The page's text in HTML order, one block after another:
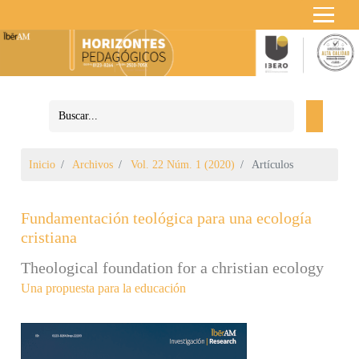
Inicio Archivos Vol. 22 Núm. 1 (2020) Artículos
Fundamentación teológica para una ecología
cristiana
Theological foundation for a christian ecology
Una propuesta para la educación